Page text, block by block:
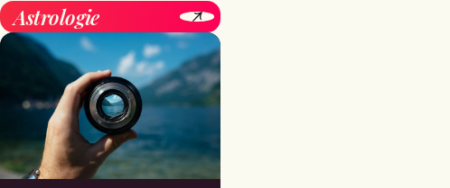
Astrologie